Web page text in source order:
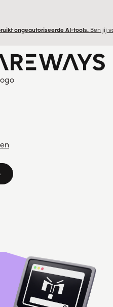
ongeautoriseerde AI-tools. Ben jij